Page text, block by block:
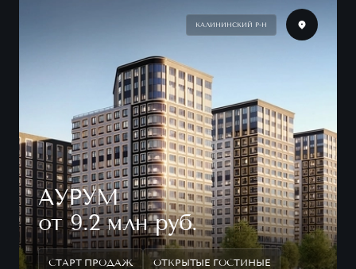
КАЛИНИНСКИЙ Р-Н
АУРУМ
от 9.2 млн руб.
СТАРТ ПРОДАЖ ОТКРЫТЫЕ ГОСТИНЫЕ